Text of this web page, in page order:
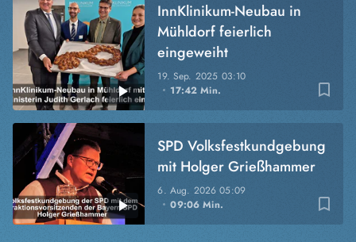
bookmark_border
19. Sep. 2025 03:10
17:42 Min.
InnKlinikum-Neubau in
Mühldorf feierlich
eingeweiht
bookmark_border
6. Aug. 202605:09
09:06 Min.
SPD Volksfestkundgebung
mit Holger Grießhammer